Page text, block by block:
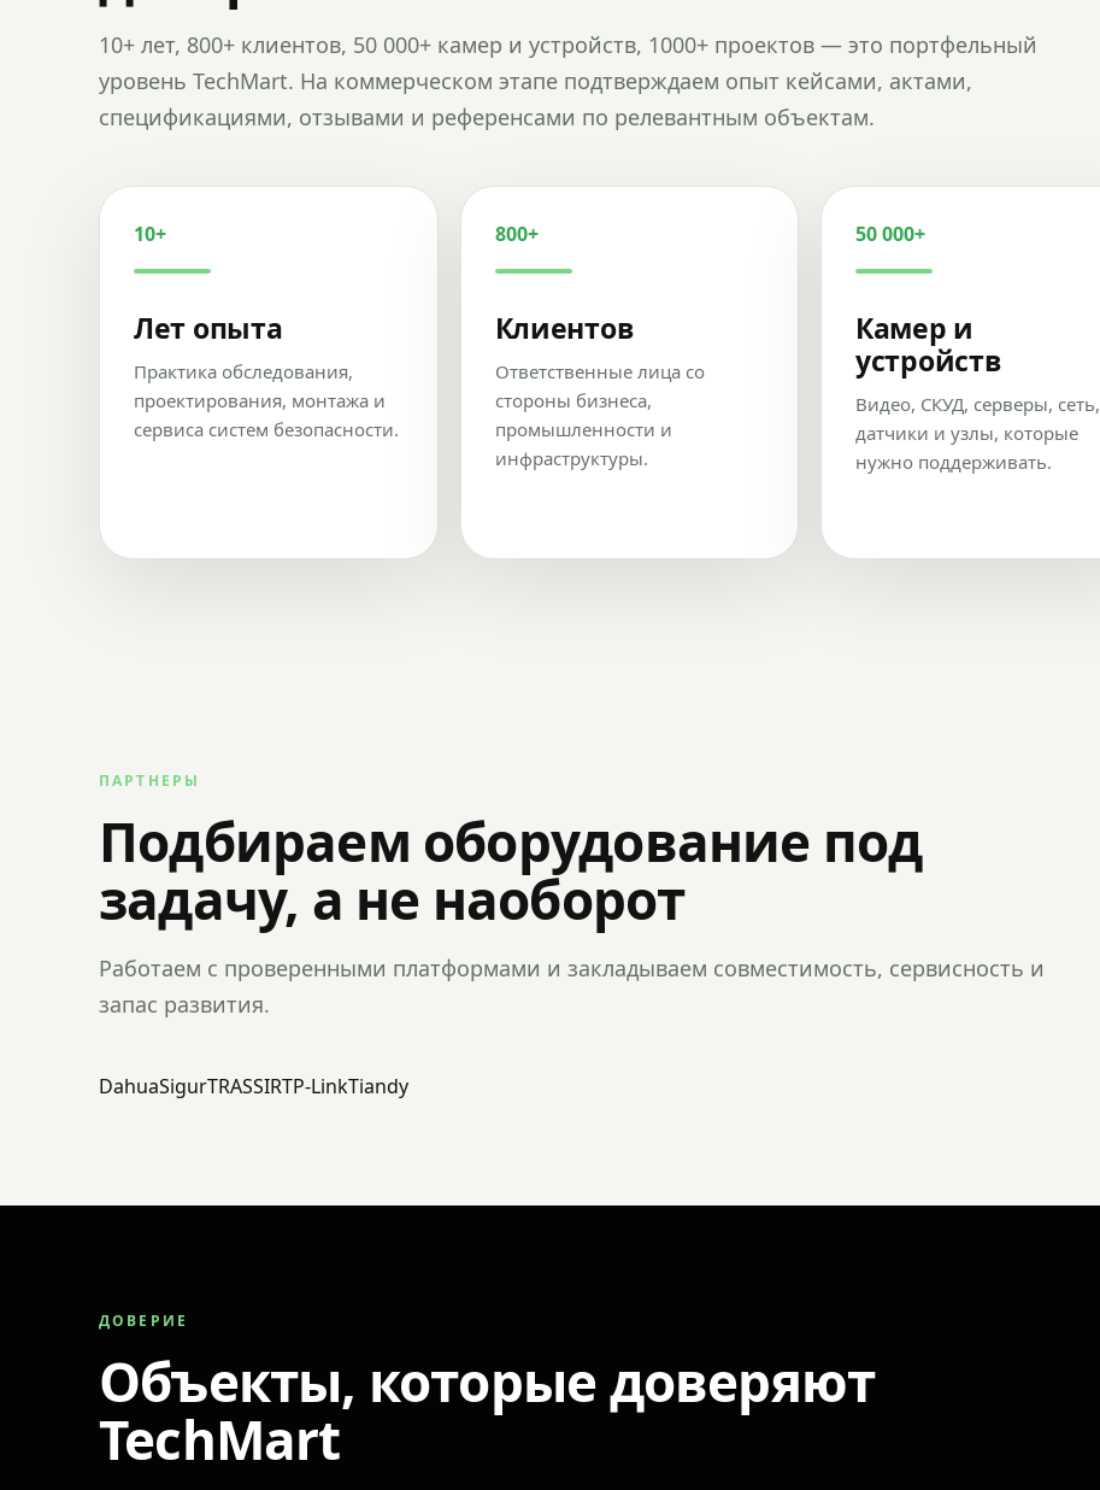
10+ лет, 800+ клиентов, 50 000+ камер и устройств, 1000+ проектов — это портфельный
уровень TechMart. На коммерческом этапе подтверждаем опыт кейсами, актами,
спецификациями, отзывами и референсами по релевантным объектам.
10+
Лет опыта
Практика обследования,
проектирования, монтажа и
сервиса систем безопасности.
800+
Клиентов
Ответственные лица со
стороны бизнеса,
промышленности и
инфраструктуры.
50 000+
Камер и
устройств
Видео, СКУД, серверы, сеть,
датчики и узлы, которые
нужно поддерживать.
ПАРТНЕРЫ
Подбираем оборудование под
задачу, а не наоборот
Работаем с проверенными платформами и закладываем совместимость, сервисность и
запас развития.
DahuaSigurTRASSIRTP-LinkTiandy
ДОВЕРИЕ
Объекты, которые доверяют
TechMart